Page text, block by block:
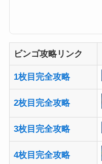
ビンゴ攻略リンク
1枚目完全攻略
2枚目完全攻略
3枚目完全攻略
4枚目完全攻略